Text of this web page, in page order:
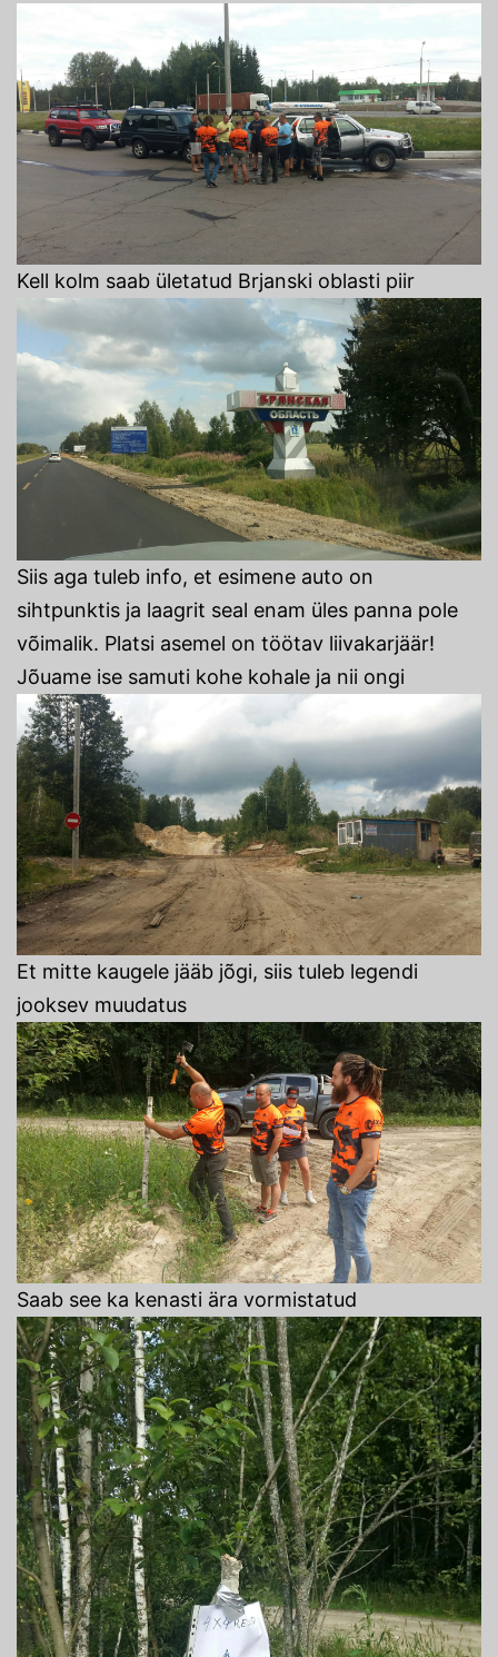
Kell kolm saab ületatud Brjanski oblasti piir
Siis aga tuleb info, et esimene auto on
sihtpunktis ja laagrit seal enam üles panna pole
võimalik. Platsi asemel on töötav liivakarjäär!
Jõuame ise samuti kohe kohale ja nii ongi
Et mitte kaugele jääb jõgi, siis tuleb legendi
jooksev muudatus
Saab see ka kenasti ära vormistatud